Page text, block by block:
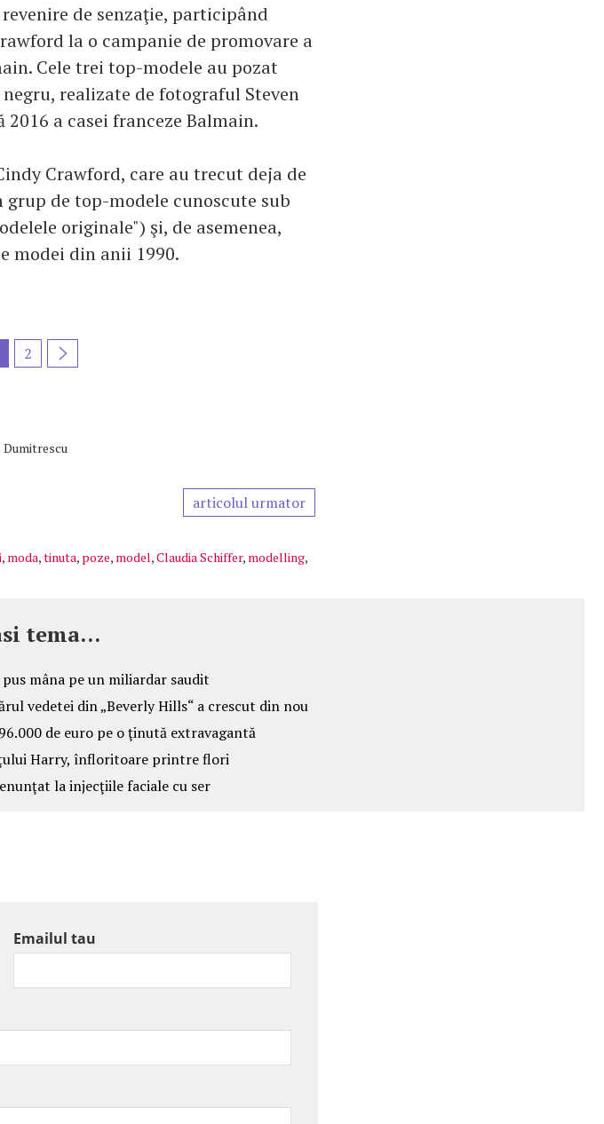
de senzaţie, participând
la o campanie de promovare a
Cele trei top-modele au pozat
realizate de fotograful Steven
a casei franceze Balmain.
Crawford, care au trecut deja de
de top-modele cunoscute sub
originale") şi, de asemenea,
modei din anii 1990.
2
Dumitrescu
articolul urmator
, moda,tinuta, poze, model,Claudia Schiffer, modelling,
tema...
mâna pe un miliardar saudit
vedetei din „Beverly Hills“ a crescut din nou
de euro pe o ţinută extravagantă
Harry, înfloritoare printre flori
la injecţiile faciale cu ser
Emailul tau